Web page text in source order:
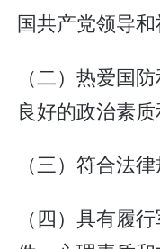
国共产党领导和
（二）热爱国
良好的政治素质
（三）符合法
（四）具有履